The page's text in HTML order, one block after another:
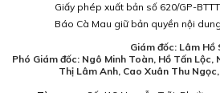
Giấy phép xuất bản số 620/GP-
Báo Cà Mau giữ bản quyền nội
Giám đốc: Lâm Hồ
Phó Giám đốc: Ngô Minh Toàn, Hồ Tấn Lộc,
Thị Lâm Anh, Cao Xuân Thu